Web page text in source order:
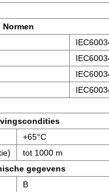
Normen
+65°C
tot 1000 m
gegevens
B